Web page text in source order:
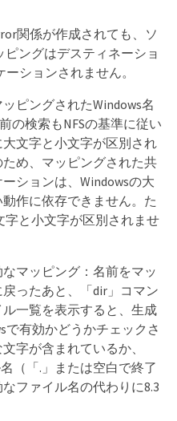
関係が作成されても、ソ
ングはデスティネーショ
ションされません。
ピングされたWindows名
の検索もNFSの基準に従い
文字と小文字が区別され
め、マッピングされた共
ションは、Windowsの大
作に依存できません。た
字と小文字が区別されませ
マッピング：名前をマッ
ったあと、「dir」コマン
一覧を表示すると、生成
で有効かどうかチェックさ
字が含まれているか、
（「.」または空白で終了
ファイル名の代わりに8.3